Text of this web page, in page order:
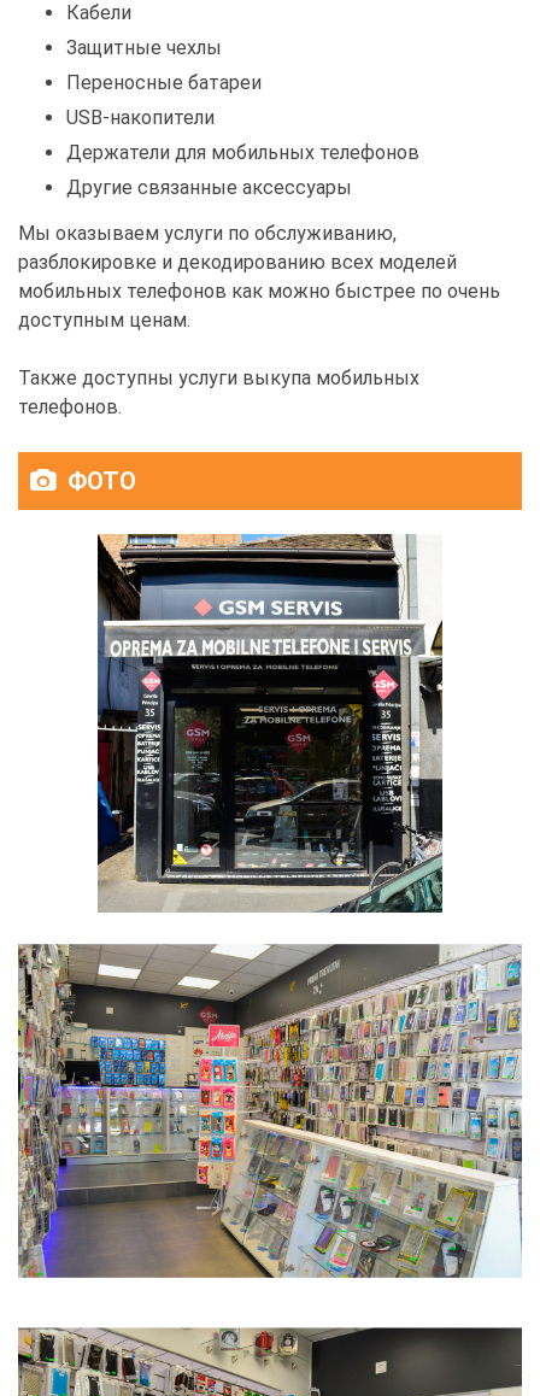
Кабели
Защитные чехлы
Переносные батареи
USB-накопители
Держатели для мобильных телефонов
Другие связанные аксессуары
Мы оказываем услуги по обслуживанию,
разблокировке и декодированию всех моделей
мобильных телефонов как можно быстрее по очень
доступным ценам.
Также доступны услуги выкупа мобильных
телефонов.
ФОТО